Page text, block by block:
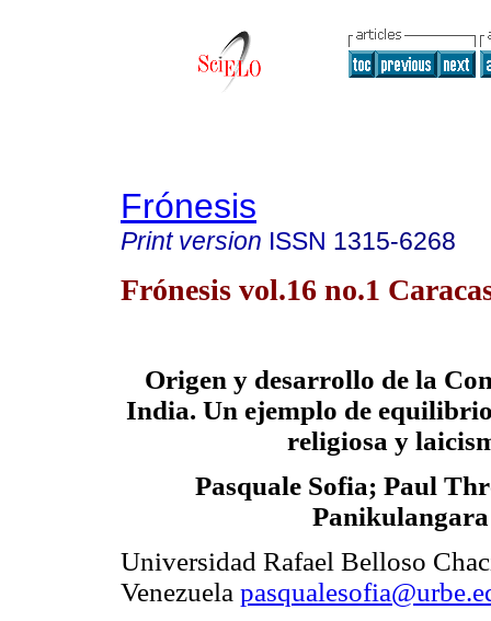
Frónesis
Print version ISSN 1315-6268
Frónesis vol.16 no.1
Origen y desarrollo de la
India. Un ejemplo de
religiosa y
Pasquale Sofia; Paul
Panikulangara
Universidad Rafael Belloso
Venezuela